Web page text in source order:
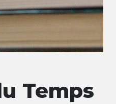
Temps